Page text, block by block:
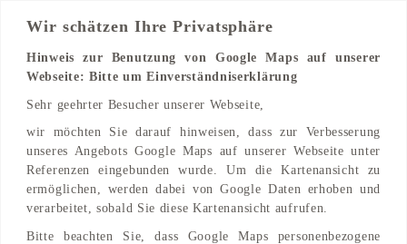
Wir schätzen Ihre Privatsphäre
Hinweis zur Benutzung von Google Maps auf unserer
Webseite: Bitte um Einverständniserklärung
Sehr geehrter Besucher unserer Webseite,
wir möchten Sie darauf hinweisen, dass zur Verbesserung
unseres Angebots Google Maps auf unserer Webseite unter
Referenzen eingebunden wurde. Um die Kartenansicht zu
ermöglichen, werden dabei von Google Daten erhoben und
verarbeitet, sobald Sie diese Kartenansicht aufrufen.
Bitte beachten Sie, dass Google Maps personenbezogene
Trockenbau
Adresse
Plus-Kauf-Straße7
4051 Pasching, AT
Find on Map